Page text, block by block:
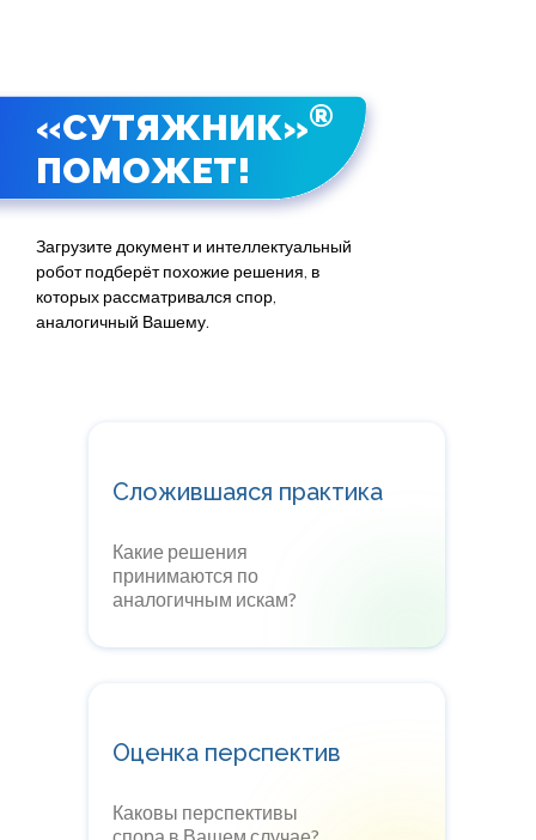
«СУТЯЖНИК»®
ПОМОЖЕТ!
Загрузите документ и интеллектуальный
робот подберёт похожие решения, в
которых рассматривался спор,
аналогичный Вашему.
Сложившаяся практика
Какие решения
принимаются по
аналогичным искам?
Оценка перспектив
Каковы перспективы